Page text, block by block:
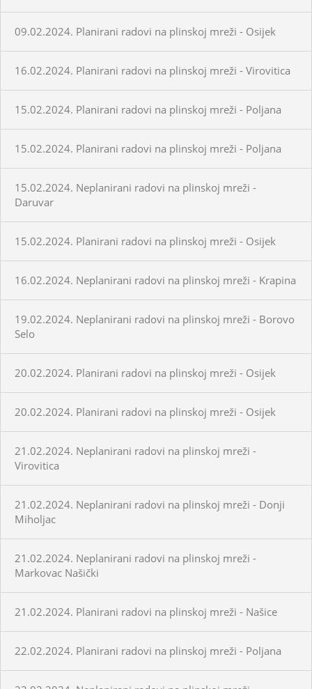
09.02.2024. Planirani radovi na plinskoj mreži - Osijek
16.02.2024. Planirani radovi na plinskoj mreži - Virovitica
15.02.2024. Planirani radovi na plinskoj mreži - Poljana
15.02.2024. Planirani radovi na plinskoj mreži - Poljana
15.02.2024. Neplanirani radovi na plinskoj mreži -
Daruvar
15.02.2024. Planirani radovi na plinskoj mreži - Osijek
16.02.2024. Neplanirani radovi na plinskoj mreži - Krapina
19.02.2024. Neplanirani radovi na plinskoj mreži - Borovo
Selo
20.02.2024. Planirani radovi na plinskoj mreži - Osijek
20.02.2024. Planirani radovi na plinskoj mreži - Osijek
21.02.2024. Neplanirani radovi na plinskoj mreži -
Virovitica
21.02.2024. Neplanirani radovi na plinskoj mreži - Donji
Miholjac
21.02.2024. Neplanirani radovi na plinskoj mreži -
Markovac Našički
21.02.2024. Planirani radovi na plinskoj mreži - Našice
22.02.2024. Planirani radovi na plinskoj mreži - Poljana